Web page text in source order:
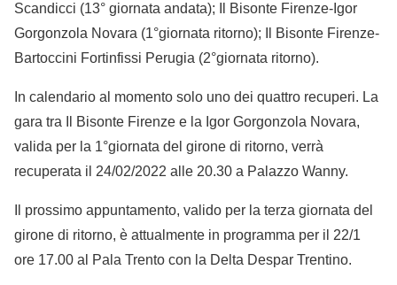
Scandicci (13° giornata andata); Il Bisonte Firenze-Igor
Gorgonzola Novara (1°giornata ritorno); Il Bisonte Firenze-
Bartoccini Fortinfissi Perugia (2°giornata ritorno).
In calendario al momento solo uno dei quattro recuperi. La
gara tra Il Bisonte Firenze e la Igor Gorgonzola Novara,
valida per la 1°giornata del girone di ritorno, verrà
recuperata il 24/02/2022 alle 20.30 a Palazzo Wanny.
Il prossimo appuntamento, valido per la terza giornata del
girone di ritorno, è attualmente in programma per il 22/1
ore 17.00 al Pala Trento con la Delta Despar Trentino.